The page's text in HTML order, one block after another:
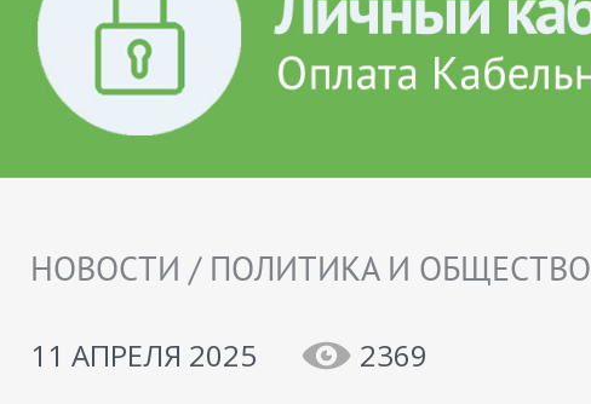
НОВОСТИ / ПОЛИТИКА И ОБЩЕСТВО
11 АПРЕЛЯ 2025 2369